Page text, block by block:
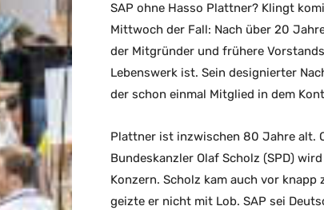
SAP ohne Hasso Plattner? Klingt
Mittwoch der Fall: Nach über 20
der Mitgründer und frühere
Lebenswerk ist. Sein designierter
der schon einmal Mitglied in dem
Plattner ist inzwischen 80 Jahre alt.
Bundeskanzler Olaf Scholz (SPD)
Konzern. Scholz kam auch vor
geizte er nicht mit Lob. SAP sei